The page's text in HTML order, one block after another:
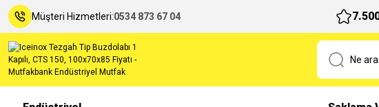
Müşteri Hizmetleri:0534 873 67 04